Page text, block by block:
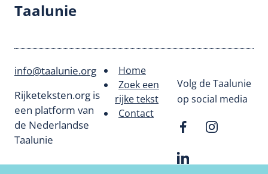
Taalunie
info@taalunie.org
Rijketeksten.org is
een platform van
de Nederlandse
Taalunie
Footer
menu
Home
Zoek een
rijke tekst
Contact
Volg de Taalunie
op social media